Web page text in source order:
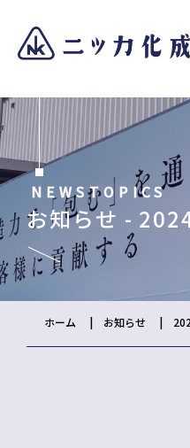
お知らせ -
NEWSTOPICS
ホーム お知らせ